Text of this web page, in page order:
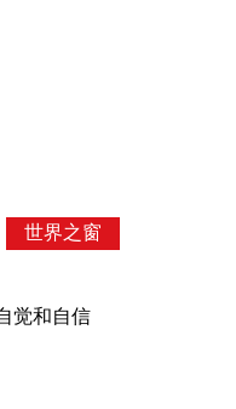
世界之窗
觉和自信